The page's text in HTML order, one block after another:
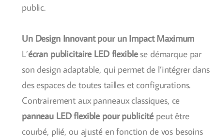
public.
Un Design Innovant pour un Impact Maximum
L’écran publicitaire LED flexiblese démarque par
son design adaptable, qui permet de l’intégrer dans
des espaces de toutes tailles et configurations.
Contrairement aux panneaux classiques, ce
panneau LED flexible pour publicité peut être
courbé, plié, ou ajusté en fonction de vos besoins